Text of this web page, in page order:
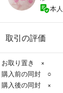
セリア Seria
キャンドゥ Can Do
本
取引の評価
お取り置き ×
購入前の同封 ○
購入後の同封 ×